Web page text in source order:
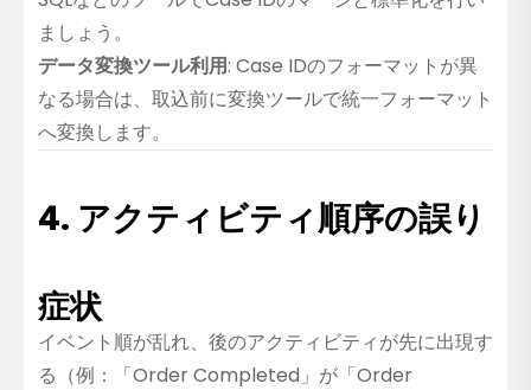
ましょう。
データ変換ツール利用: Case IDのフォーマットが異
なる場合は、取込前に変換ツールで統一フォーマット
へ変換します。
4. アクティビティ順序の誤り
症状
イベント順が乱れ、後のアクティビティが先に出現す
る（例：「Order Completed」が「Order